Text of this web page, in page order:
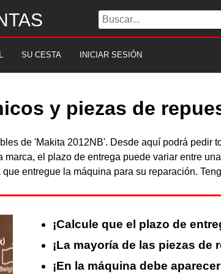
SU CESTA INICIAR SESIÓN
y piezas de
de 'Makita 2012NB'. Desde aquí podrá pedir
el plazo de entrega puede variar entre
entregue la máquina para su reparación.
¡Calcule que el plazo de
¡La mayoría de las piezas de
¡En la máquina debe aparecer